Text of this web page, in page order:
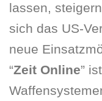
lassen,
sich das US-
neue
“Zeit Online”